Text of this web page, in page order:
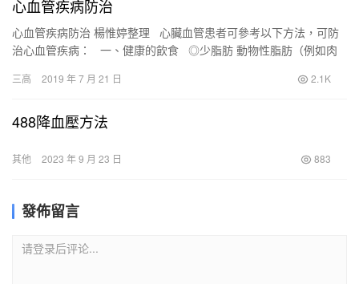
心血管疾病防治
心血管疾病防治 楊惟婷整理 心臟血管患者可參考以下方法，可防
治心血管疾病： 一、健康的飲食 ◎少脂肪 動物性脂肪（例如肉
三高 2019 年 7 月 21 日 2.1K
488降血壓方法
其他 2023 年 9 月 23 日 883
發佈留言
请登录后评论...